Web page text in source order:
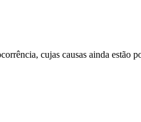
cujas causas ainda estão